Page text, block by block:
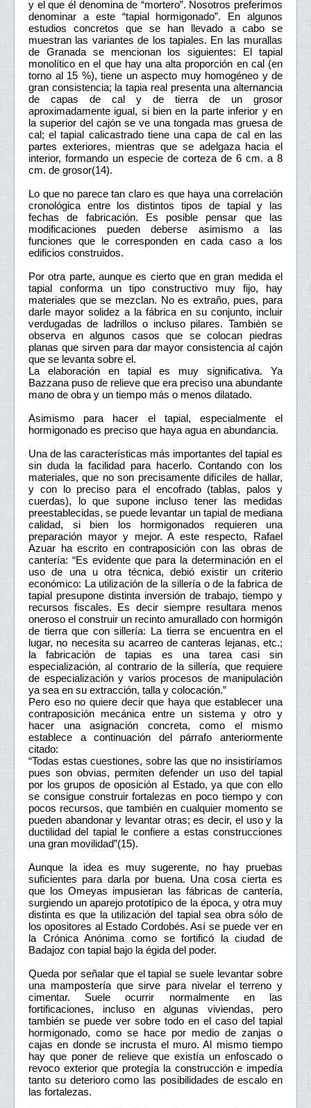
y el que él denomina de “mortero”. Nosotros preferimos
denominar a este “tapial hormigonado”. En algunos
estudios concretos que se han llevado a cabo se
muestran las variantes de los tapiales. En las murallas
de Granada se mencionan los siguientes: El tapial
monolítico en el que hay una alta proporción en cal (en
torno al 15 %), tiene un aspecto muy homogéneo y de
gran consistencia; la tapia real presenta una alternancia
de capas de cal y de tierra de un grosor
aproximadamente igual, si bien en la parte inferior y en
la superior del cajón se ve una tongada mas gruesa de
cal; el tapial calicastrado tiene una capa de cal en las
partes exteriores, mientras que se adelgaza hacia el
interior, formando un especie de corteza de 6 cm. a 8
cm. de grosor(14).
Lo que no parece tan claro es que haya una correlación
cronológica entre los distintos tipos de tapial y las
fechas de fabricación. Es posible pensar que las
modificaciones pueden deberse asimismo a las
funciones que le corresponden en cada caso a los
edificios construidos.
Por otra parte, aunque es cierto que en gran medida el
tapial conforma un tipo constructivo muy fijo, hay
materiales que se mezclan. No es extraño, pues, para
darle mayor solidez a la fábrica en su conjunto, incluir
verdugadas de ladrillos o incluso pilares. También se
observa en algunos casos que se colocan piedras
planas que sirven para dar mayor consistencia al cajón
que se levanta sobre el.
La elaboración en tapial es muy significativa. Ya
Bazzana puso de relieve que era preciso una abundante
mano de obra y un tiempo más o menos dilatado.
Asimismo para hacer el tapial, especialmente el
hormigonado es preciso que haya agua en abundancia.
Una de las características más importantes del tapial es
sin duda la facilidad para hacerlo. Contando con los
materiales, que no son precisamente difíciles de hallar,
y con lo preciso para el encofrado (tablas, palos y
cuerdas), lo que supone incluso tener las medidas
preestablecidas, se puede levantar un tapial de mediana
calidad, si bien los hormigonados requieren una
preparación mayor y mejor. A este respecto, Rafael
Azuar ha escrito en contraposición con las obras de
cantería: “Es evidente que para la determinación en el
uso de una u otra técnica, debió existir un criterio
económico: La utilización de la sillería o de la fabrica de
tapial presupone distinta inversión de trabajo, tiempo y
recursos fiscales. Es decir siempre resultara menos
oneroso el construir un recinto amurallado con hormigón
de tierra que con sillería: La tierra se encuentra en el
lugar, no necesita su acarreo de canteras lejanas, etc.;
la fabricación de tapias es una tarea casi sin
especialización, al contrario de la sillería, que requiere
de especialización y varios procesos de manipulación
ya sea en su extracción, talla y colocación.”
Pero eso no quiere decir que haya que establecer una
contraposición mecánica entre un sistema y otro y
hacer una asignación concreta, como el mismo
establece a continuación del párrafo anteriormente
citado:
“Todas estas cuestiones, sobre las que no insistiríamos
pues son obvias, permiten defender un uso del tapial
por los grupos de oposición al Estado, ya que con ello
se consigue construir fortalezas en poco tiempo y con
pocos recursos, que también en cualquier momento se
pueden abandonar y levantar otras; es decir, el uso y la
ductilidad del tapial le confiere a estas construcciones
una gran movilidad”(15).
Aunque la idea es muy sugerente, no hay pruebas
suficientes para darla por buena. Una cosa cierta es
que los Omeyas impusieran las fábricas de cantería,
surgiendo un aparejo prototípico de la época, y otra muy
distinta es que la utilización del tapial sea obra sólo de
los opositores al Estado Cordobés. Así se puede ver en
la Crónica Anónima como se fortificó la ciudad de
Badajoz con tapial bajo la égida del poder.
Queda por señalar que el tapial se suele levantar sobre
una mampostería que sirve para nivelar el terreno y
cimentar. Suele ocurrir normalmente en las
fortificaciones, incluso en algunas viviendas, pero
también se puede ver sobre todo en el caso del tapial
hormigonado, como se hace por medio de zanjas o
cajas en donde se incrusta el muro. Al mismo tiempo
hay que poner de relieve que existía un enfoscado o
revoco exterior que protegía la construcción e impedía
tanto su deterioro como las posibilidades de escalo en
las fortalezas.